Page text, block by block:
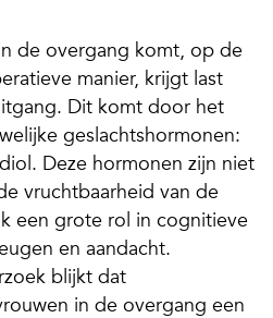
de overgang komt, op de
manier, krijgt last
Dit komt door het
geslachtshormonen:
Deze hormonen zijn niet
vruchtbaarheid van de
een grote rol in cognitieve
en aandacht.
blijkt dat
in de overgang een